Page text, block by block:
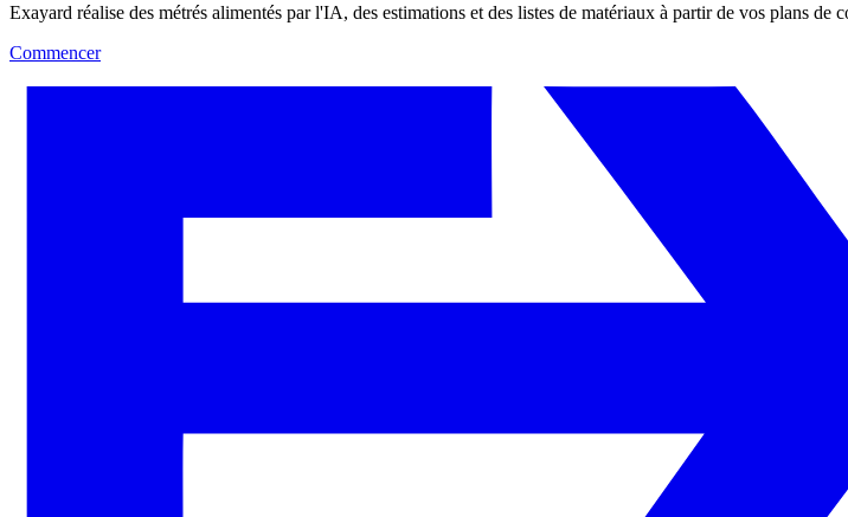
Exayard réalise des métrés alimentés par l'IA, des estimations et des listes de matériaux à partir de vos plans de
Commencer